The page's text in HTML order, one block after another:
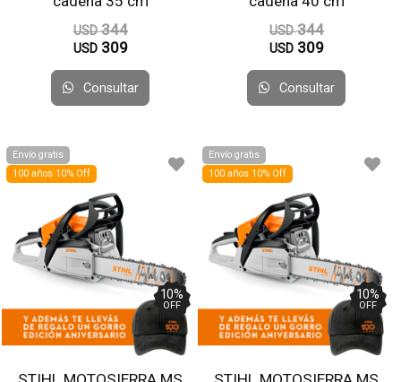
USD 344
USD 309
Consultar
USD 344
USD 309
Consultar
Envío gratis
100 años 10% Off
10%
OFF
Envío gratis
100 años 10% Off
10%
OFF